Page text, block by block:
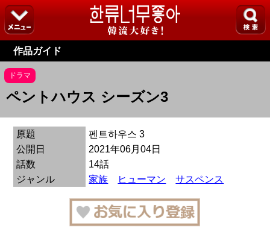
作品ガイド
ドラマ
ペントハウス シーズン3
原題
펜트하우스 3
公開日
2021年06月04日
話数
14話
ジャンル
家族 ヒューマン サスペンス